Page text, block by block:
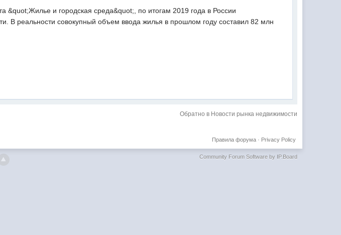
&quot;Жилье и городская среда&quot;, по итогам 2019 года в России
В реальности совокупный объем ввода жилья в прошлом году составил 82 млн
Обратно в Новости рынка недвижимости
Privacy Policy
Правила форума·
Community Forum Software by IP.Board